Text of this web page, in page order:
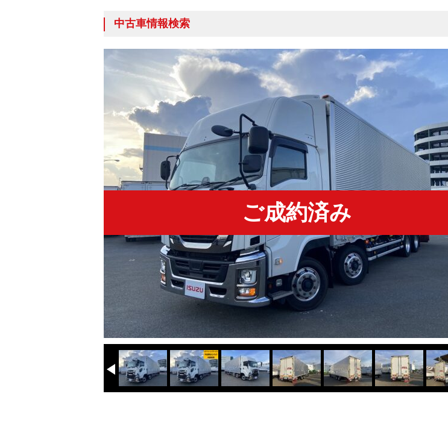
中古車情報検索
ご成約済み